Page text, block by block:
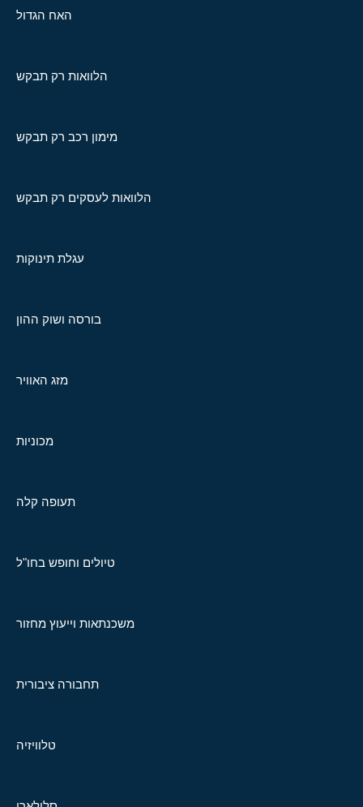
האח הגדול
הלוואות רק תבקש
מימון רכב רק תבקש
הלוואות לעסקים רק תבקש
עגלת תינוקות
בורסה ושוק ההון
מזג האוויר
מכוניות
תעופה קלה
טיולים וחופש בחו"ל
משכנתאות וייעוץ מחזור
תחבורה ציבורית
טלוויזיה